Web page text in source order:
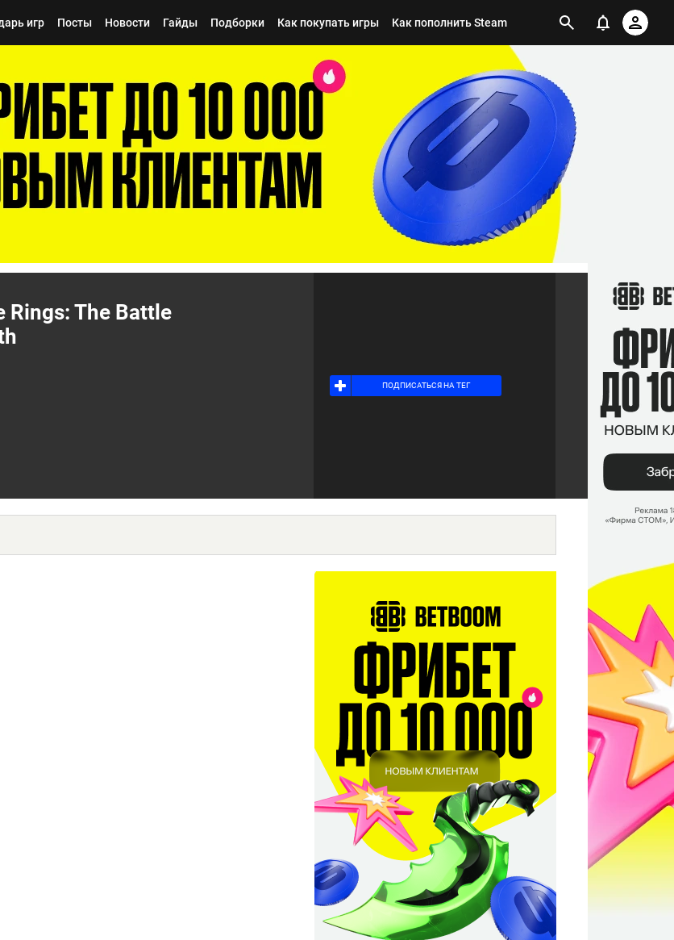
игр Посты Новости Гайды Подборки Как покупать игры Как пополнить Steam
Rings: The Battle
ПОДПИСАТЬСЯ НА ТЕГ